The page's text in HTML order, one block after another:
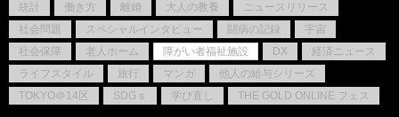
統計
働き方 離婚 大人の教養
ニュースリリース
社会問題
スペシャルインタビュー 闘病の記録
宇宙
社会保障
老人ホーム 障がい者福祉施設 DX
経済ニュース
ライフスタイル
旅行 マンガ
他人の給与シリーズ
TOKYO＠14区
SDGｓ 学び直し THE GOLD ONLINE フェス